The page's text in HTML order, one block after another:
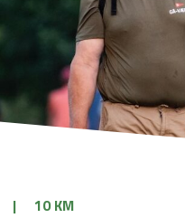
| 10 KM